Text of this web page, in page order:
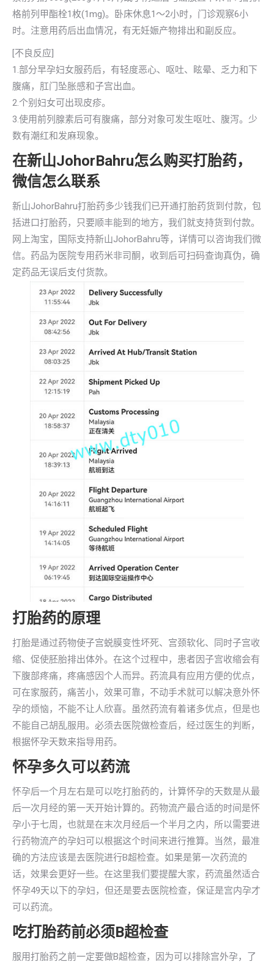
格前列甲酯栓1枚(1mg)。卧床休息1～2小时，门诊观察6小
时。注意用药后出血情况，有无妊娠产物排出和副反应。
[不良反应]
1.部分早孕妇女服药后，有轻度恶心、呕吐、眩晕、乏力和下
腹痛，肛门坠胀感和子宫出血。
2.个别妇女可出现皮疹。
3.使用前列腺素后可有腹痛，部分对象可发生呕吐、腹泻。少
数有潮红和发麻现象。
在新山JohorBahru怎么购买打胎药，
微信怎么联系
新山JohorBahru打胎药多少钱我们已开通打胎药货到付款，包
括进口打胎药，只要顺丰能到的地方，我们就支持货到付款。
网上淘宝，国际支持新山JohorBahru等，详情可以咨询我们微
信。药品为医院专用药米非司酮，收到后可扫码查询真伪，确
定药品无误后支付货款。
打胎药的原理
打胎是通过药物使子宫蜕膜变性坏死、宫颈软化、同时子宫收
缩、促使胚胎排出体外。在这个过程中，患者因子宫收缩会有
下腹部疼痛，疼痛感因个人而异。药流具有应用方便的优点，
可在家服药，痛苦小，效果可靠，不动手术就可以解决意外怀
孕的烦恼，不能不让人欣喜。虽然药流有着诸多优点，但是也
不能自己胡乱服用。必须去医院做检查后，经过医生的判断，
根据怀孕天数来指导用药。
怀孕多久可以药流
怀孕后一个月左右是可以吃打胎药的，计算怀孕的天数是从最
后一次月经的第一天开始计算的。药物流产最合适的时间是怀
孕小于七周，也就是在末次月经后一个半月之内，所以需要进
行药物流产的孕妇可以根据这个时间来进行推算。当然，最准
确的方法应该是去医院进行B超检查。如果是第一次药流的
话，效果会更好一些。在这里我们要提醒大家，药流虽然适合
怀孕49天以下的孕妇，但还是要去医院检查，保证是宫内孕才
可以药流。
吃打胎药前必须B超检查
服用打胎药之前一定要做B超检查，因为可以排除宫外孕，了